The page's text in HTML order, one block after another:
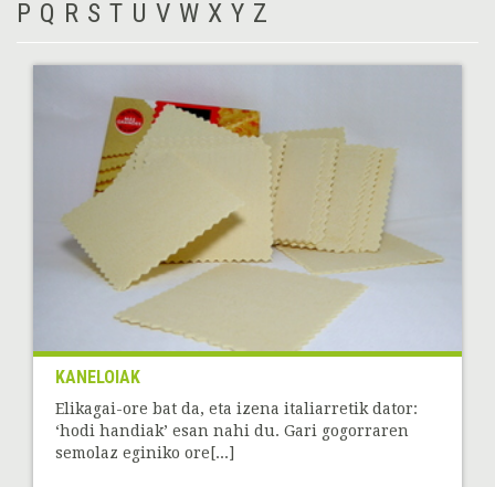
P Q R S T U V W X Y Z
KANELOIAK
Elikagai-ore bat da, eta izena italiarretik dator:
‘hodi handiak’ esan nahi du. Gari gogorraren
semolaz eginiko ore[...]